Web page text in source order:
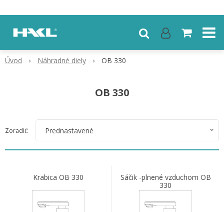
Úvod Náhradné diely OB 330
OB 330
Zoradiť: Prednastavené
Krabica OB 330
Sáčik -plnené vzduchom OB
330